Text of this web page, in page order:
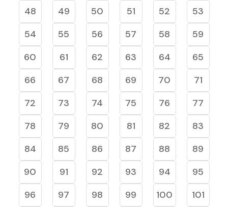
48
49 50 51 52
53
54
55 56 57 58
59
60
61 62 63 64
65
66
67 68 69 70
71
72
73 74 75 76
77
78
79 80 81 82
83
84
85 86 87 88
89
90
91 92 93 94
95
96
97 98 99 100
101